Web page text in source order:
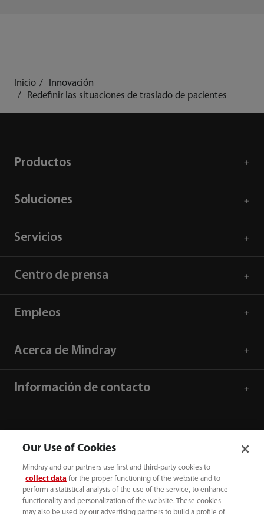
Inicio
Innovación
Redefinir las situaciones de traslado de pacientes
Productos
Soluciones
Servicios
Centro de prensa
Empleos
Acerca de Mindray
Información de contacto
Our Use of Cookies
Mindray and our partners use first and third-party cookies to
collect data for the proper functioning of the website and to
perform a statistical analysis of the use of the service, to enhance
functionality and personalization of the website. These cookies
may also be used by our advertising partners to build a profile of